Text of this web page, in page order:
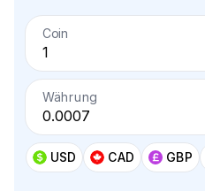
Coin
Währung
USD CAD GBP